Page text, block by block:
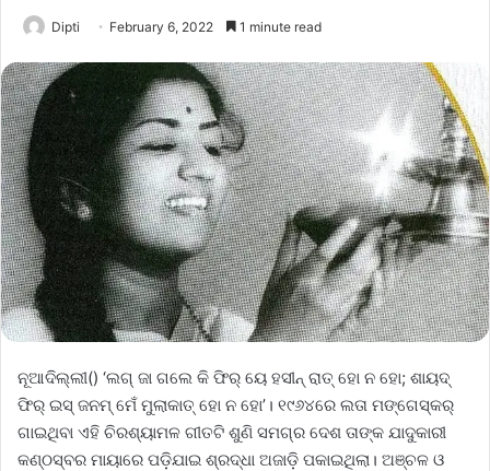
Dipti February 6, 2022 1 minute read
ନୂଆଦିଲ୍ଲୀ() ‘ଲଗ୍‌ ଜା ଗଲେ କି ଫିର୍‌ ୟେ ହସୀନ୍‌ ରାତ୍‌ ହୋ ନ ହୋ; ଶାୟଦ୍‌
ଫିର୍‌ ଇସ୍‌ ଜନମ୍‌ ମେଁ ମୁଲାକାତ୍‌ ହୋ ନ ହୋ’। ୧୯୬୪ରେ ଲତା ମଙ୍ଗେସ୍‌କର୍‌
ଗାଇଥିବା ଏହି ଚିରଶ୍ୟାମଳ ଗୀତଟି ଶୁଣି ସମଗ୍ର ଦେଶ ତାଙ୍କ ଯାଦୁକାରୀ
କଣ୍ଠସ୍ବର ମାୟାରେ ପଡ଼ିଯାଇ ଶ୍ରଦ୍ଧା ଅଜାଡ଼ି ପକାଇଥିଲା। ଅଞ୍ଚଳ ଓ